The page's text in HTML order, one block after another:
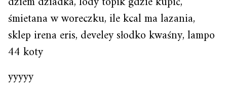
śmietana w woreczku, ile kcal ma lazania,
sklep irena eris, develey słodko kwaśny, lampo
44 koty
yyyyy